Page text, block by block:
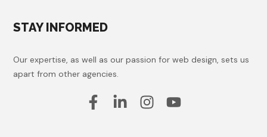
STAY INFORMED
Our expertise, as well as our passion for web design, sets us
apart from other agencies.